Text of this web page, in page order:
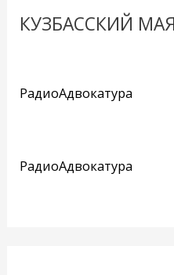
КУЗБАССКИЙ
РадиоАдвокатура
РадиоАдвокатура